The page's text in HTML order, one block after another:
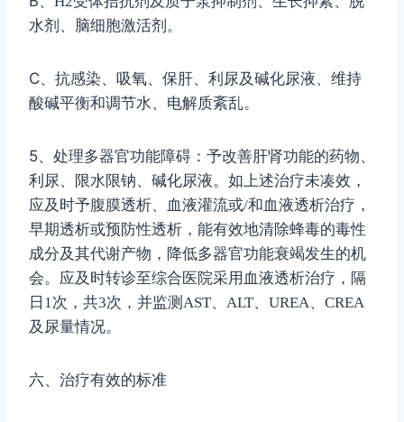
水剂、脑细胞激活剂。
C、抗感染、吸氧、保肝、利尿及碱化尿液、维持
酸碱平衡和调节水、电解质紊乱。
5、处理多器官功能障碍：予改善肝肾功能的药物、
利尿、限水限钠、碱化尿液。如上述治疗未凑效，
应及时予腹膜透析、血液灌流或/和血液透析治疗，
早期透析或预防性透析，能有效地清除蜂毒的毒性
成分及其代谢产物，降低多器官功能衰竭发生的机
会。应及时转诊至综合医院采用血液透析治疗，隔
日 1 次，共3次，并监测 AST、 ALT、 UREA、 CREA
及尿量情况。
六、治疗有效的标准